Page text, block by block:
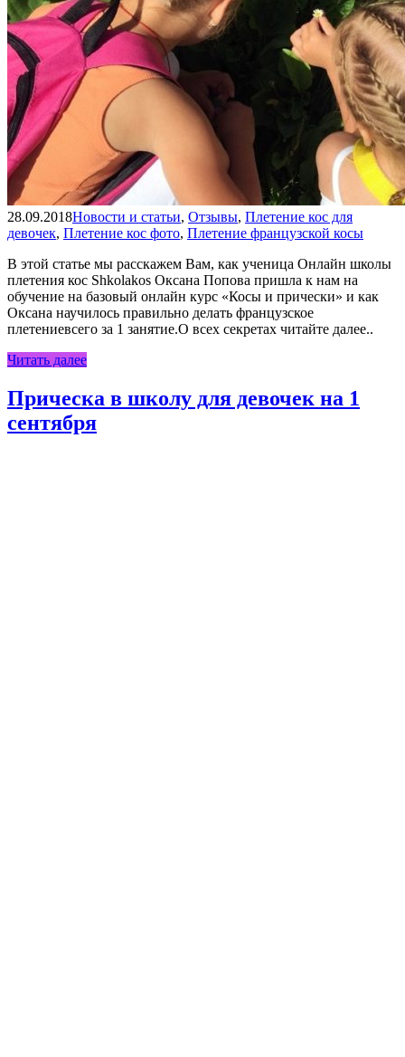
28.09.2018Новости и статьи, Отзывы, Плетение кос для
девочек, Плетение кос фото, Плетение французской косы
В этой статье мы расскажем Вам, как ученица Онлайн школы
плетения кос Shkolakos Оксана Попова пришла к нам на
обучение на базовый онлайн курс «Косы и прически» и как
Оксана научилось правильно делать французское
плетениевсего за 1 занятие.О всех секретах читайте далее..
Читать далее
Прическа в школу для девочек на 1
сентября